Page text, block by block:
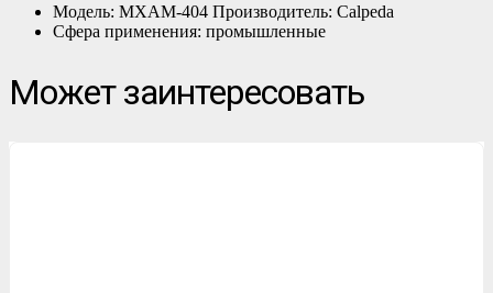
Модель: MXAM-404 Производитель: Calpeda
Сфера применения: промышленные
Может заинтересовать